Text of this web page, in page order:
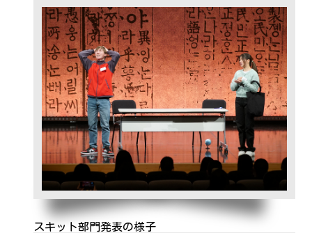
スキット部門発表の様子